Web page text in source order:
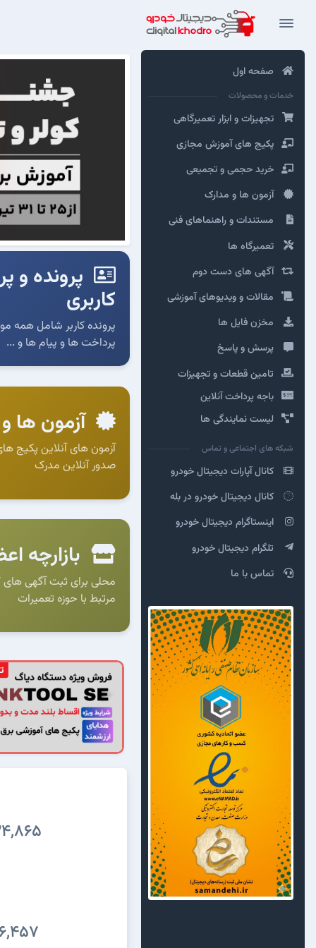
صفحه اول
خدمات و محصولات
تجهیزات و ابزار تعمیرگاهی
پکیج های آموزش مجازی
خرید حجمی و تجمیعی
آزمون ها و مدارک
مستندات و راهنماهای فنی
تعمیرگاه ها
آگهی های دست دوم
مقالات و ویدیوهای آموزشی
مخزن فایل ها
پرسش و پاسخ
تامین قطعات و تجهیزات
باجه پرداخت آنلاین
لیست نمایندگی ها
شبکه های اجتماعی و تماس
کانال آپارات دیجیتال خودرو
کانال دیجیتال خودرو در بله
اینستاگرام دیجیتال خودرو
تلگرام دیجیتال خودرو
تماس با ما
پرونده و
کاربری
پرونده کاربر شامل همه
پرداخت ها و پیام ها و ...
آزمون ها
آزمون های آنلاین پکیج
صدور آنلاین مدرک
بازارچه
محلی برای ثبت آگهی های
مرتبط با حوزه تعمیرات
6,457